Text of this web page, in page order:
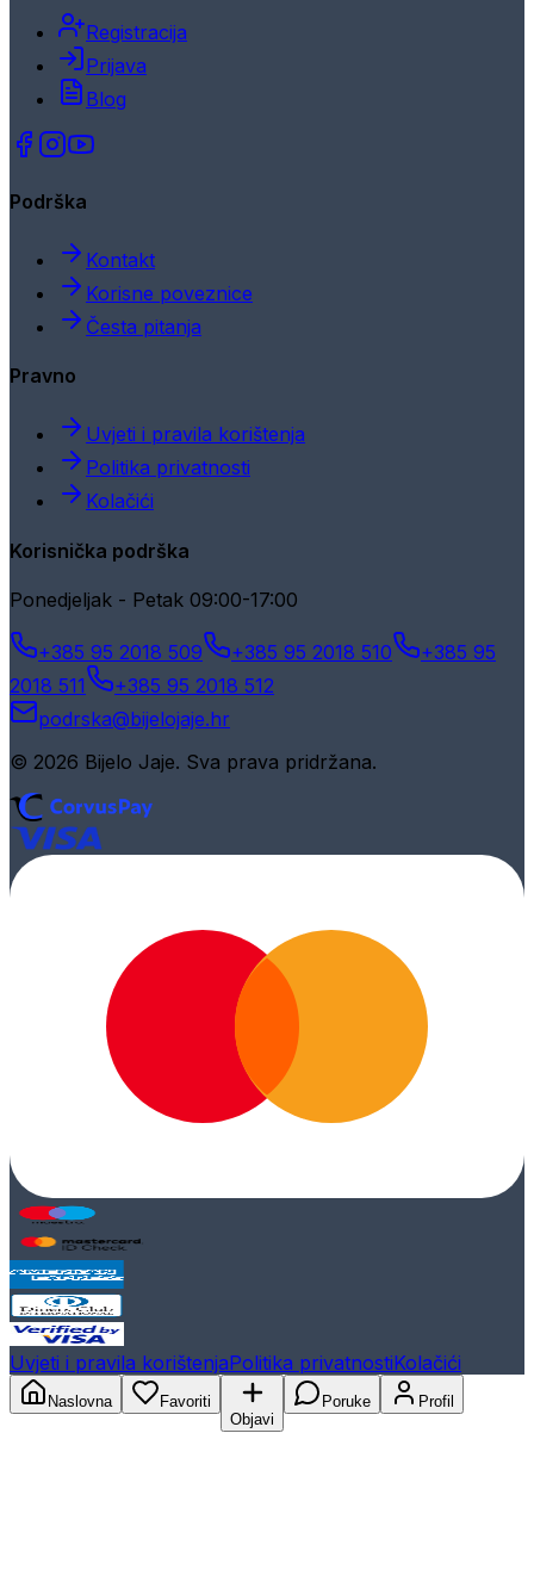
Registracija
Prijava
Blog
Podrška
Kontakt
Korisne poveznice
Česta pitanja
Pravno
Uvjeti i pravila korištenja
Politika privatnosti
Kolačići
Korisnička podrška
Ponedjeljak - Petak 09:00-17:00
+385 95 2018 509 +385 95 2018 510
+385 95
2018 511
+385 95 2018 512
podrska@bijelojaje.hr
© 2026 Bijelo Jaje. Sva prava pridržana.
Uvjeti i pravila korištenjaPolitika privatnostiKolačići
Naslovna
Favoriti
Objavi
Poruke Profil